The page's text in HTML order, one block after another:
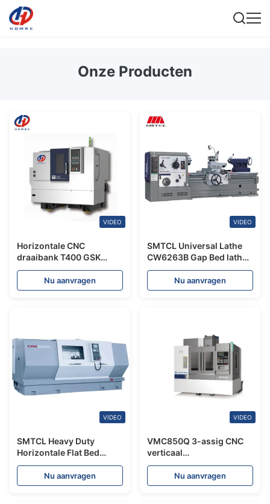
Onze Producten
VIDEO
Horizontale CNC
draaibank T400 GSK
Control 8 Station Servo
Turret Slant Bed CNC
draaibank
Nu aanvragen
VIDEO
SMTCL Universal Lathe
CW6263B Gap Bed lathe
High Performance Heavy
Duty Grote horizontale
handleiding
Nu aanvragen
VIDEO
SMTCL Heavy Duty
Horizontale Flat Bed
CNC-draaibank CAK80-
serie Grote metalen
draaibank
Nu aanvragen
VIDEO
VMC850Q 3-assig CNC
verticaal
bewerkingscentrum
SMTCL 4-assig CNC-
freesmachine met
Nu aanvragen